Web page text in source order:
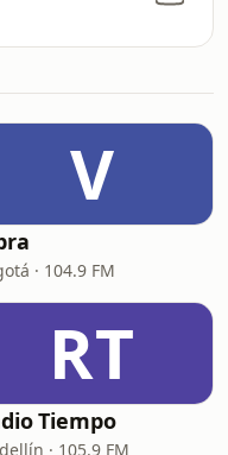
V
· 104.9 FM
RT
Tiempo
· 105.9 FM